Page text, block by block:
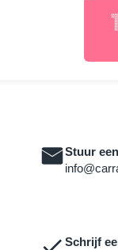
Stuur
Schrijf